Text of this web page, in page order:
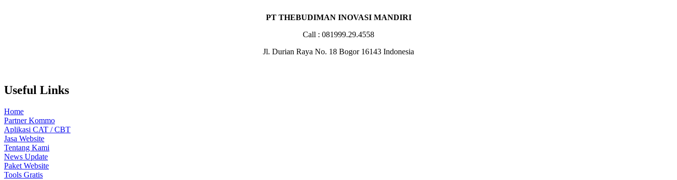
PT THEBUDIMAN INOVASI MANDIRI
Call : 081999.29.4558
Jl. Durian Raya No. 18 Bogor 16143 Indonesia
Useful Links
Home
Partner Kommo
Aplikasi CAT / CBT
Jasa Website
Tentang Kami
News Update
Paket Website
Tools Gratis